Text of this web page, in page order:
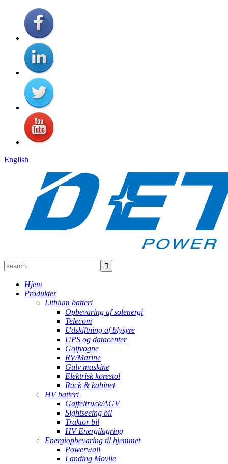
English
Hjem
Produkter
Lithium batteri
Opbevaring af solenergi
Telecom
Udskiftning af blysyre
UPS og datacenter
Golfvogne
RV/Marine
Gulv maskine
Elektrisk kørestol
Rack & kabinet
HV batteri
Gaffeltruck/AGV
Sightseeing bil
Traktor bil
HV Energilagring
Energiopbevaring til hjemmet
Powerwall
Landing Movile